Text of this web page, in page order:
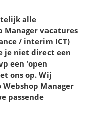
alle
Manager vacatures
/ interim ICT)
je niet direct een
een 'open
ons op. Wij
Manager
passende